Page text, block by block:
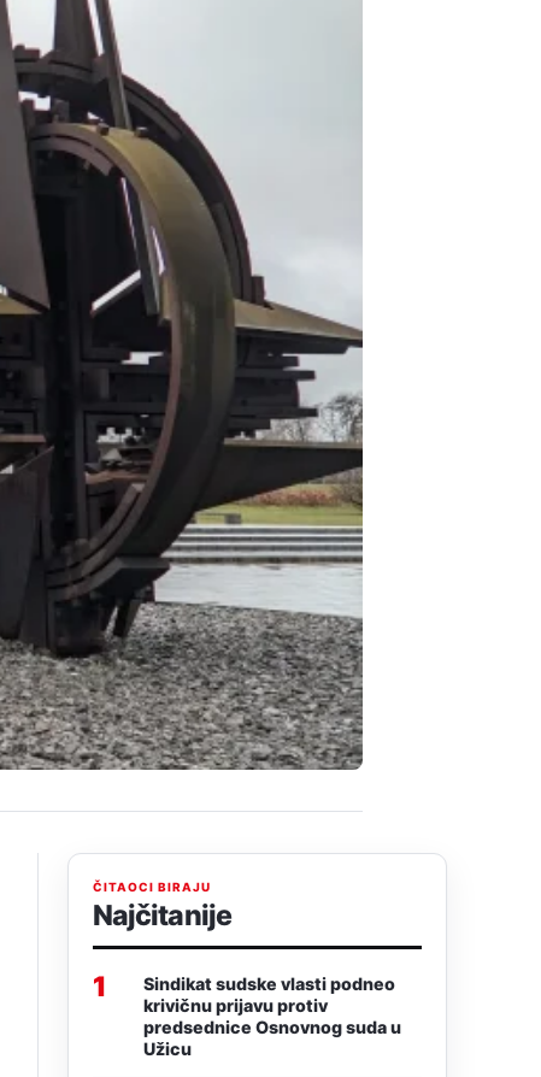
ČITAOCI BIRAJU
Najčitanije
1
Sindikat sudske vlasti podneo
krivičnu prijavu protiv
predsednice Osnovnog suda u
Užicu